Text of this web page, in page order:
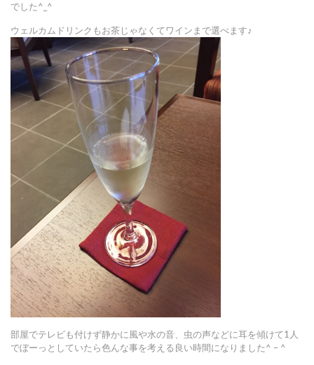
でした^_^
ウェルカムドリンクもお茶じゃなくてワインまで選べます♪
部屋でテレビも付けず静かに風や水の音、虫の声などに耳を傾けて1人
でぼーっとしていたら色んな事を考える良い時間になりました^ – ^